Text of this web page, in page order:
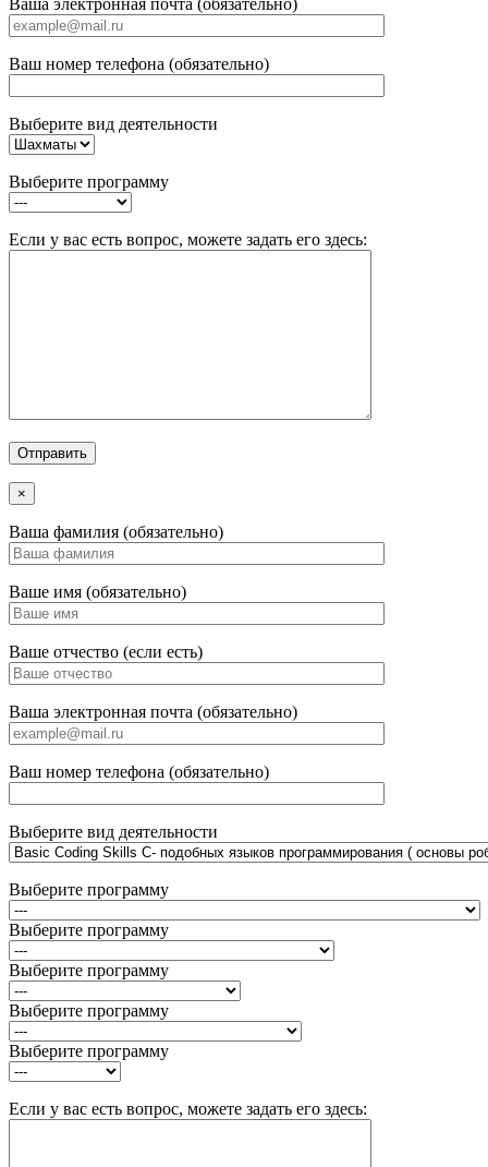
Ваш номер телефона (обязательно)
Выберите вид деятельности
Выберите программу
Если у вас есть вопрос, можете задать его здесь:
×
Ваша фамилия (обязательно)
Ваше имя (обязательно)
Ваше отчество (если есть)
Ваша электронная почта (обязательно)
Ваш номер телефона (обязательно)
Выберите вид деятельности
Выберите программу
Выберите программу
Выберите программу
Выберите программу
Выберите программу
Если у вас есть вопрос, можете задать его здесь: